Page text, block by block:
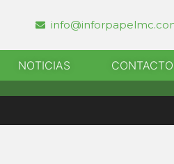
NOTICIAS CONTACTO